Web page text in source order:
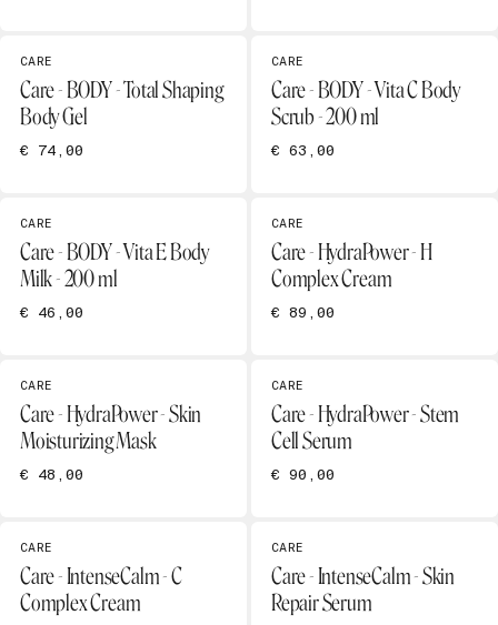
CARE
Care - BODY - Total Shaping
Body Gel
€ 74,00
CARE
Care - BODY - Vita C Body
Scrub - 200 ml
€ 63,00
CARE
Care - BODY - Vita E Body
Milk - 200 ml
€ 46,00
CARE
Care - HydraPower - H
Complex Cream
€ 89,00
CARE
Care - HydraPower - Skin
Moisturizing Mask
€ 48,00
CARE
Care - HydraPower - Stem
Cell Serum
€ 90,00
CARE
Care - IntenseCalm - C
Complex Cream
CARE
Care - IntenseCalm - Skin
Repair Serum